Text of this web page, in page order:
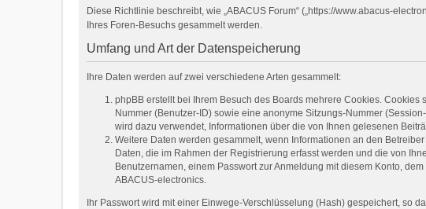
Diese Richtlinie beschreibt, wie „ABACUS Forum“ („https://www.abacus-
Ihres Foren-Besuchs gesammelt werden.
Umfang und Art der Datenspeicherung
Ihre Daten werden auf zwei verschiedene Arten gesammelt:
phpBB erstellt bei Ihrem Besuch des Boards mehrere Cookies.
Nummer (Benutzer-ID) sowie eine anonyme Sitzungs-Nummer
wird dazu verwendet, Informationen über die von Ihnen gelesenen
Weitere Daten werden gesammelt, wenn Informationen an den
Daten, die im Rahmen der Registrierung erfasst werden und die von
Benutzernamen, einem Passwort zur Anmeldung mit diesem Konto,
ABACUS-electronics.
Ihr Passwort wird mit einer Einwege-Verschlüsselung (Hash) gespeichert, so